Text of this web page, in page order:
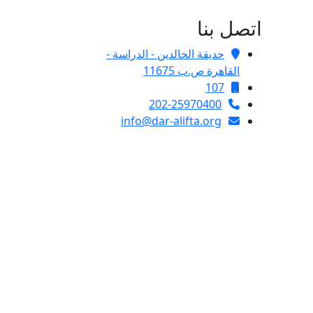
اتصل بنا
حديقة الخالدين - الدراسة -
القاهرة ص.ب 11675
107
202-25970400
info@dar-alifta.org